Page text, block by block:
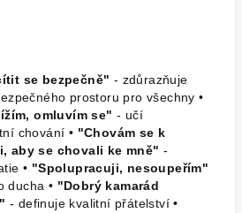
se bezpečně" - zdůrazňuje
prostoru pro všechny •
omluvím se" - učí
chování • "Chovám se k
aby se chovali ke mně" -
• "Spolupracuji, nesoupeřím"
ducha • "Dobrý kamarád
- definuje kvalitní přátelství •